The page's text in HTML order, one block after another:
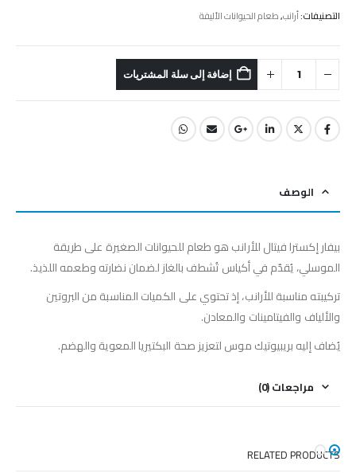
التصنيفات:أرانب,طعام الحيوانات الأليفة
إضافة إلى سلة المشتريات
الوصف
بيفار إكسترا فيتال للأرانب هو طعام للحيوانات الصغيرة على طريقة
الموسلي، يُقدّم في أكياس تُشطف بالغاز لضمان نضارته وطعمه اللذيذ.
تركيبته مناسبة للأرانب، إذ تحتوي على الكميات المناسبة من البروتين
والألياف والفيتامينات والمعادن.
يُضاف إليه بريبيوتيك موس لتعزيز صحة البكتيريا المعوية والهضم.
مراجعات (0)
RELATED PRODUCTS